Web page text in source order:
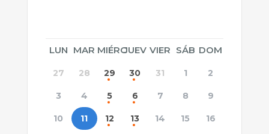
LUN MAR MIÉRCJUEV VIER SÁB DOM
27 28 29 30 31 1 2
3 4 5 6 7 8 9
10 11 12 13 14 15 16